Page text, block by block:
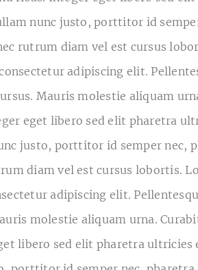
nunc justo, porttitor id
rutrum diam vel est cursus
adipiscing elit.
Mauris molestie aliquam
eget libero sed elit pharetra
justo, porttitor id semper nec,
diam vel est cursus lobortis.
adipiscing elit.
molestie aliquam urna.
libero sed elit pharetra ultricies